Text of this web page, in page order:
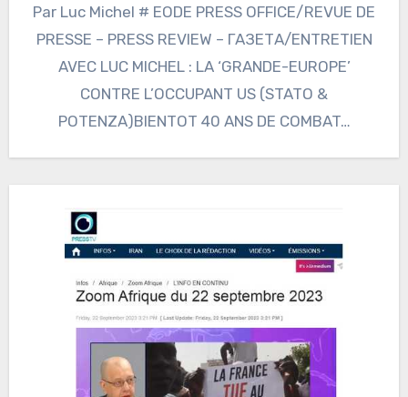
Par Luc Michel # EODE PRESS OFFICE/REVUE DE
PRESSE – PRESS REVIEW – ГАЗЕТА/ENTRETIEN
AVEC LUC MICHEL : LA ‘GRANDE-EUROPE’
CONTRE L’OCCUPANT US (STATO &
POTENZA)BIENTOT 40 ANS DE COMBAT…